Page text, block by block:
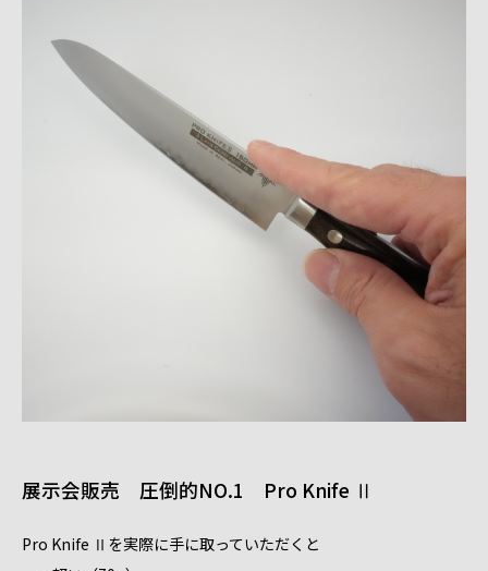
展示会販売 圧倒的NO.1 Pro Knife Ⅱ
Pro Knife Ⅱを実際に手に取っていただくと